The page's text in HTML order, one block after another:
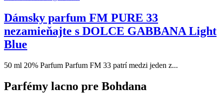
Dámsky parfum FM PURE 33
nezamieňajte s DOLCE GABBANA Light
Blue
50 ml 20% Parfum Parfum FM 33 patrí medzi jeden z...
Parfémy lacno pre Bohdana